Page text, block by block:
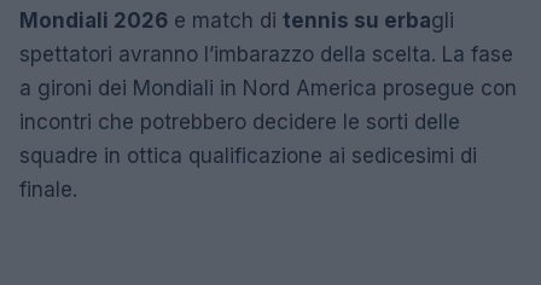
Mondiali 2026 e match di tennis su erbagli
spettatori avranno l’imbarazzo della scelta. La fase
a gironi dei Mondiali in Nord America prosegue con
incontri che potrebbero decidere le sorti delle
squadre in ottica qualificazione ai sedicesimi di
finale.